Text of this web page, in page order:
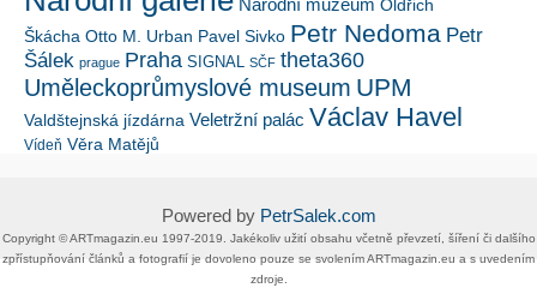
Národní muzeum Oldřich
Škácha Otto M. Urban Pavel Sivko Petr Nedoma Petr
Šálek prague Praha SIGNAL SČF theta360
Uměleckoprůmyslové museum UPM
Valdštejnská jízdárna Veletržní palác Václav Havel
Vídeň Věra Matějů
Powered by PetrSalek.com
Copyright ©​ ​​ARTmagazin.eu ​1997-2019​.​ Jakékoliv užití obsahu včetně převzetí, šíření či dalšího
zpřístupňování článků a fotografií je dovoleno pouze se svolením ​ARTmagazin.eu​ ​a s uvedením
zdroje.